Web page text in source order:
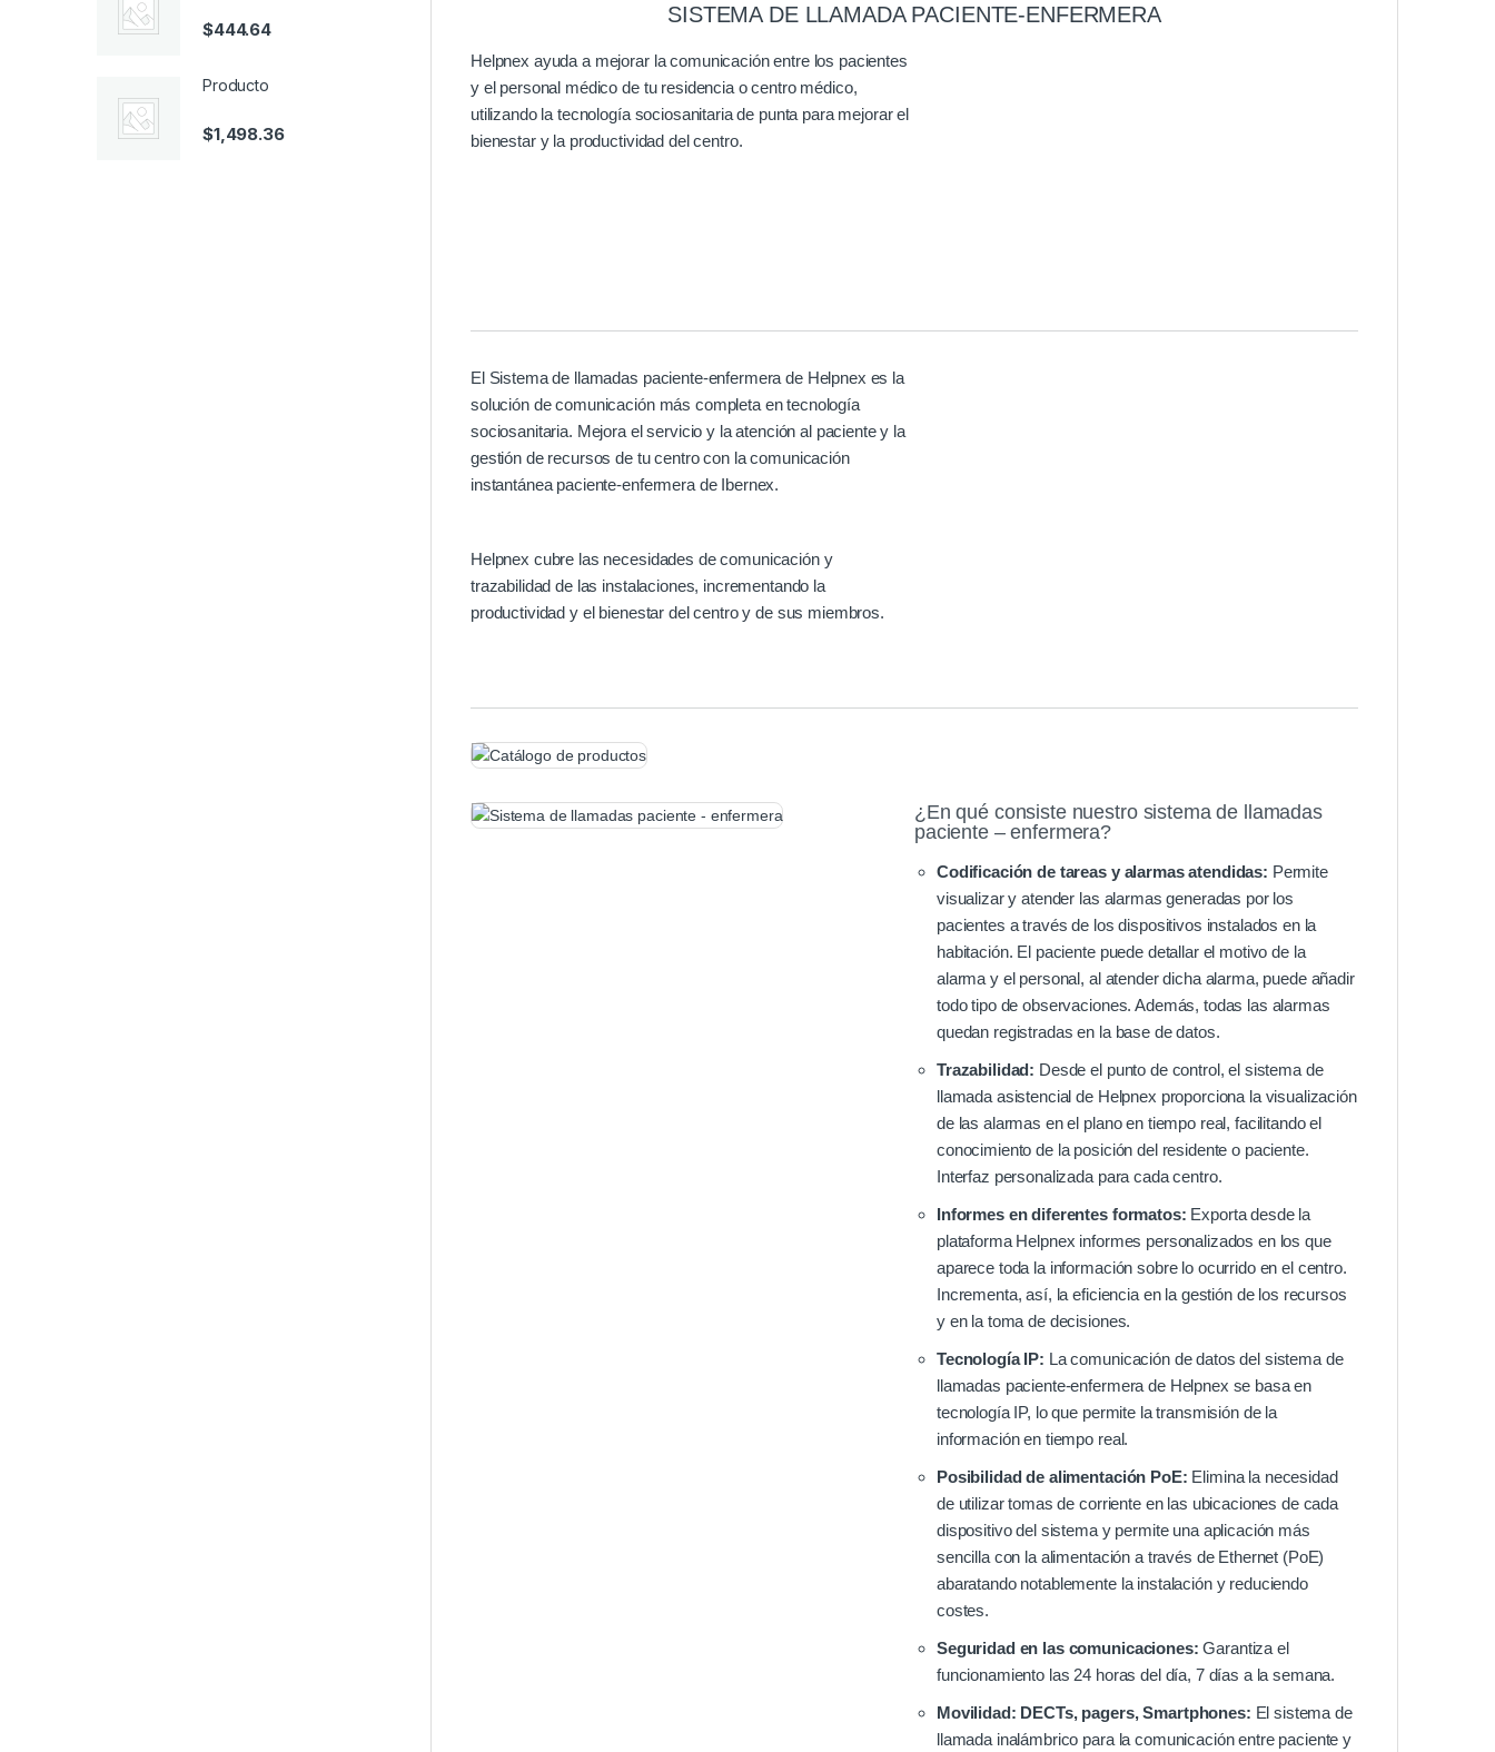
SISTEMA DE LLAMADA PACIENTE-ENFERMERA
Helpnex ayuda a mejorar la comunicación entre los pacientes
y el personal médico de tu residencia o centro médico,
utilizando la tecnología sociosanitaria de punta para mejorar el
bienestar y la productividad del centro.
El Sistema de llamadas paciente-enfermera de Helpnex es la
solución de comunicación más completa en tecnología
sociosanitaria. Mejora el servicio y la atención al paciente y la
gestión de recursos de tu centro con la comunicación
instantánea paciente-enfermera de Ibernex.
Helpnex cubre las necesidades de comunicación y
trazabilidad de las instalaciones, incrementando la
productividad y el bienestar del centro y de sus miembros.
¿En qué consiste nuestro sistema de llamadas
paciente – enfermera?
Codificación de tareas y alarmas atendidas: Permite
visualizar y atender las alarmas generadas por los
pacientes a través de los dispositivos instalados en la
habitación. El paciente puede detallar el motivo de la
alarma y el personal, al atender dicha alarma, puede añadir
todo tipo de observaciones. Además, todas las alarmas
quedan registradas en la base de datos.
Trazabilidad: Desde el punto de control, el sistema de
llamada asistencial de Helpnex proporciona la visualización
de las alarmas en el plano en tiempo real, facilitando el
conocimiento de la posición del residente o paciente.
Interfaz personalizada para cada centro.
Informes en diferentes formatos: Exporta desde la
plataforma Helpnex informes personalizados en los que
aparece toda la información sobre lo ocurrido en el centro.
Incrementa, así, la eficiencia en la gestión de los recursos
y en la toma de decisiones.
Tecnología IP: La comunicación de datos del sistema de
llamadas paciente-enfermera de Helpnex se basa en
tecnología IP, lo que permite la transmisión de la
información en tiempo real.
Posibilidad de alimentación PoE: Elimina la necesidad
de utilizar tomas de corriente en las ubicaciones de cada
dispositivo del sistema y permite una aplicación más
sencilla con la alimentación a través de Ethernet (PoE)
abaratando notablemente la instalación y reduciendo
costes.
Seguridad en las comunicaciones: Garantiza el
funcionamiento las 24 horas del día, 7 días a la semana.
Movilidad: DECTs, pagers, Smartphones: El sistema de
llamada inalámbrico para la comunicación entre paciente y
$444.64
Producto
$1,498.36